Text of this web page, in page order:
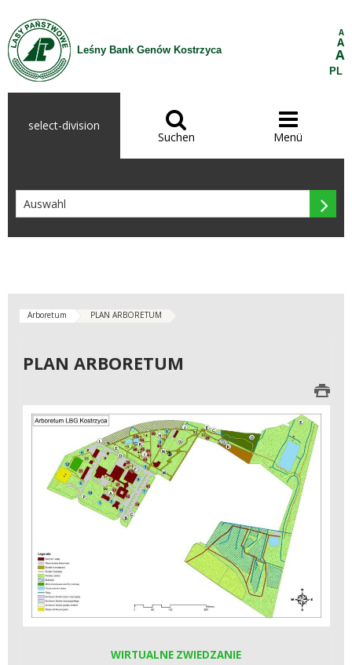
Zum Inhalt wechseln
Leśny Bank Genów Kostrzyca
A
A
A
PL
select-division 
Suchen

Menü

Arboretum PLAN ARBORETUM
PLAN ARBORETUM
WIRTUALNE ZWIEDZANIE